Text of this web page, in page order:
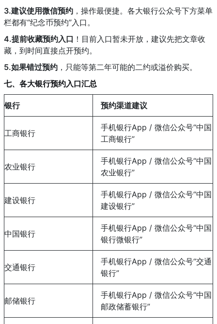
3.建议使用微信预约 ，操作最便捷。各大银行公众号下方菜单
栏都有“纪念币预约”入口。
4.提前收藏预约入口 ！目前入口暂未开放，建议先把文章收
藏，到时间直接点开预约。
5.如果错过预约 ，只能等第二年可能的二约或溢价购买。
七、各大银行预约入口汇总
银行 预约渠道建议
工商银行
手机银行App / 微信公众号“中国
工商银行”
农业银行
手机银行App / 微信公众号“中国
农业银行”
建设银行
手机银行App / 微信公众号“中国
建设银行”
中国银行
手机银行App / 微信公众号“中国
银行微银行”
交通银行
手机银行App / 微信公众号“交通
银行”
邮储银行
手机银行App / 微信公众号“中国
邮政储蓄银行”